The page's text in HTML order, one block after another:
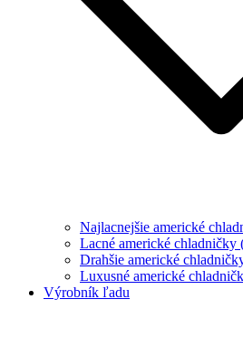
Najlacnejšie americké
Lacné americké chladničky
Drahšie americké
Luxusné americké
Výrobník ľadu